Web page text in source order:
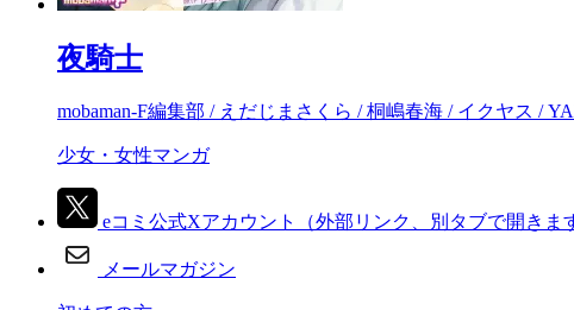
夜騎士
mobaman-F編集部 / えだじまさくら / 桐嶋春海 / イクヤス /
少女・女性マンガ
eコミ公式Xアカウント （外部リンク、別タブで開きま
メールマガジン